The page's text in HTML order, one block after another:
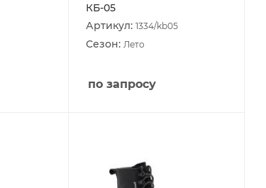
КБ-05
Артикул: 1334/kb05
Сезон: Лето
по запросу